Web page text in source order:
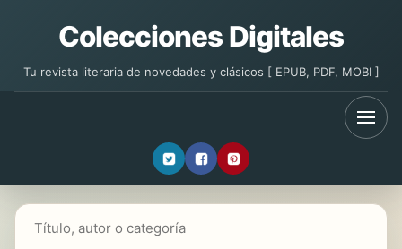
Colecciones Digitales
Tu revista literaria de novedades y clásicos [ EPUB, PDF, MOBI ]